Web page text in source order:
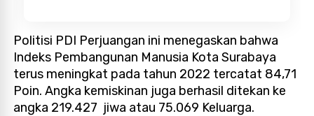
Politisi PDI Perjuangan ini menegaskan bahwa
Indeks Pembangunan Manusia Kota Surabaya
terus meningkat pada tahun 2022 tercatat 84,71
Poin. Angka kemiskinan juga berhasil ditekan ke
angka 219.427 jiwa atau 75.069 Keluarga.